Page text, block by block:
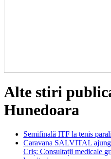
Alte stiri
Hunedoara
Semifinală ITF la tenis
Caravana SALVITAL
Criș: Consultații medicale